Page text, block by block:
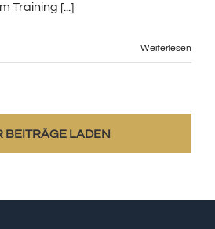
Training [...]
Weiterlesen
BEITRÄGE LADEN